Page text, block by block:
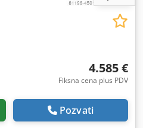
4.585 €
Fiksna cena plus PDV
Pozvati